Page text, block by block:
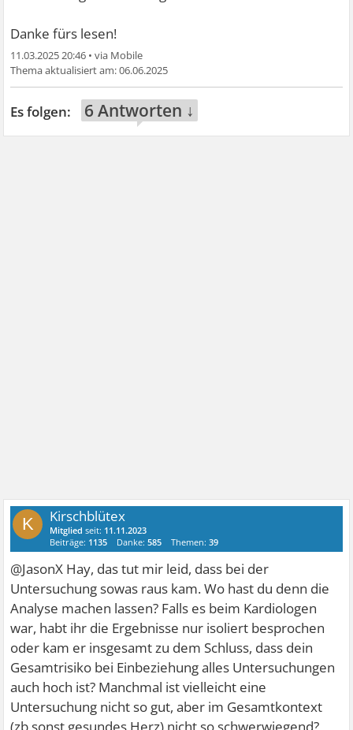
Danke fürs lesen!
11.03.2025 20:46 •
06.06.2025
6 Antworten ↓
K Kirschblütex
Mitglied seit: 11.11.2023
Beiträge: 1135 Danke:585 Themen:39
@JasonX Hay, das tut mir leid, dass bei der
Untersuchung sowas raus kam. Wo hast du denn die
Analyse machen lassen? Falls es beim Kardiologen
war, habt ihr die Ergebnisse nur isoliert besprochen
oder kam er insgesamt zu dem Schluss, dass dein
Gesamtrisiko bei Einbeziehung alles Untersuchungen
auch hoch ist? Manchmal ist vielleicht eine
Untersuchung nicht so gut, aber im Gesamtkontext